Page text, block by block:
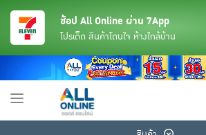
ช้อป All Online ผ่าน 7App
โปรเด็ด สินค้าโดนใจ ห้างใกล้บ้าน
Toggle